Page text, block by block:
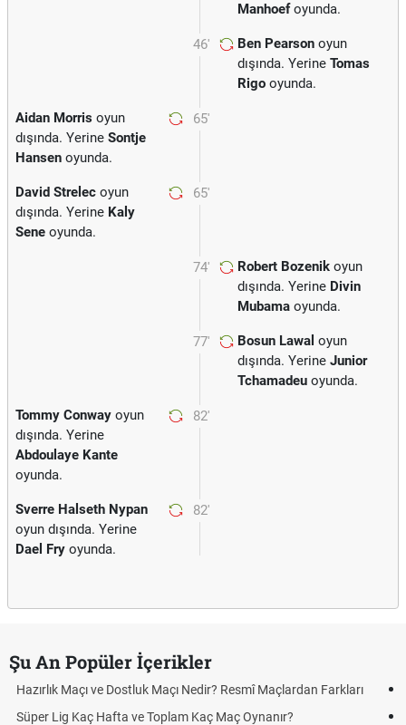
Manhoefoyunda.
46' Ben Pearson oyun
dışında. Yerine Tomas
Rigo oyunda.
65'
Aidan Morris oyun
dışında. Yerine Sontje
Hansen oyunda.
65'
David Strelec oyun
dışında. Yerine Kaly
Sene oyunda.
74' Robert Bozenik oyun
dışında. Yerine Divin
Mubama oyunda.
77' Bosun Lawal oyun
dışında. Yerine Junior
Tchamadeu oyunda.
82'
Tommy Conway oyun
dışında. Yerine
Abdoulaye Kante
oyunda.
82'
Sverre Halseth Nypan
oyun dışında. Yerine
Dael Fry oyunda.
Şu An Popüler İçerikler
Resmî Maçlardan Farkları
Maç Oynanır?
Puan Durumunda AG, OM ve Diğer
Skor Ne Demek? Sporda Skor ve